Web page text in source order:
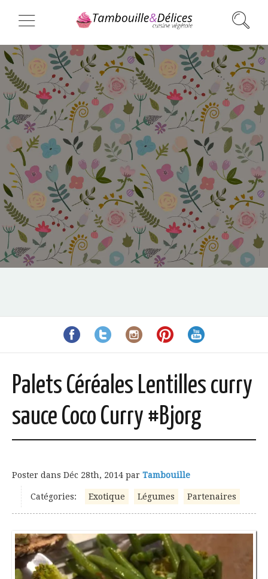
Palets Céréales Lentilles curry
sauce Coco Curry #Bjorg
Poster dans Déc 28th, 2014 par Tambouille
Catégories: Exotique Légumes Partenaires